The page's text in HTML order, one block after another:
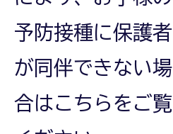
予防接種に保護者
が同伴できない場
合はこちらをご覧